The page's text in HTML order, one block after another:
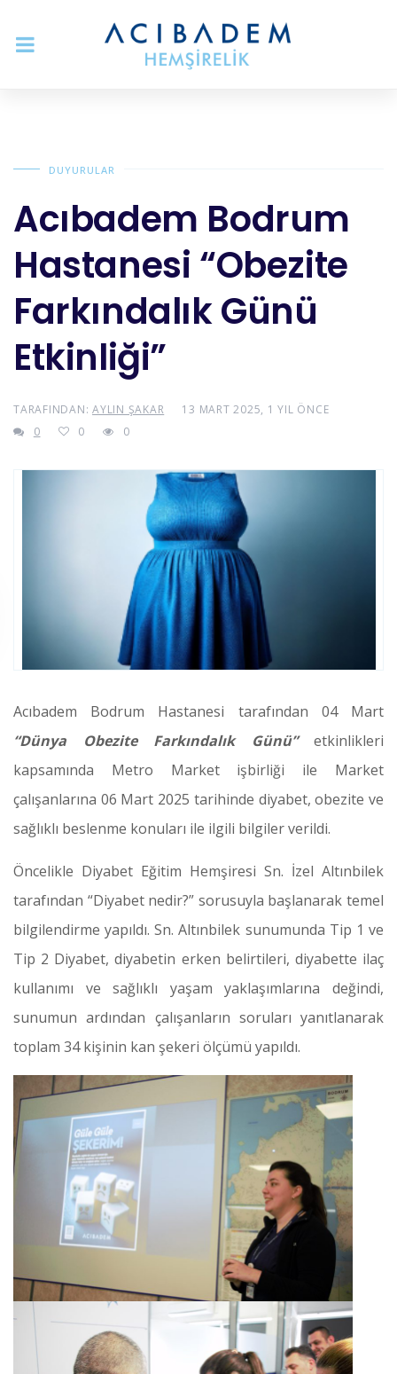
DUYURULAR
Acıbadem Bodrum
Hastanesi “Obezite
Farkındalık Günü
Etkinliği”
TARAFINDAN: AYLIN ŞAKAR
13 MART 2025, 1 YIL ÖNCE
0
0 0
Acıbadem Bodrum Hastanesi tarafından 04 Mart
“Dünya Obezite Farkındalık Günü”
etkinlikleri
kapsamında Metro Market işbirliği ile Market
çalışanlarına 06 Mart 2025 tarihinde diyabet, obezite ve
sağlıklı beslenme konuları ile ilgili bilgiler verildi.
Öncelikle Diyabet Eğitim Hemşiresi Sn. İzel Altınbilek
tarafından “Diyabet nedir?” sorusuyla başlanarak temel
bilgilendirme yapıldı. Sn. Altınbilek sunumunda Tip 1 ve
Tip 2 Diyabet, diyabetin erken belirtileri, diyabette ilaç
kullanımı ve sağlıklı yaşam yaklaşımlarına değindi,
sunumun ardından çalışanların soruları yanıtlanarak
toplam 34 kişinin kan şekeri ölçümü yapıldı.